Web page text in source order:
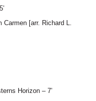
Carmen [arr. Richard L.
Horizon – 7’